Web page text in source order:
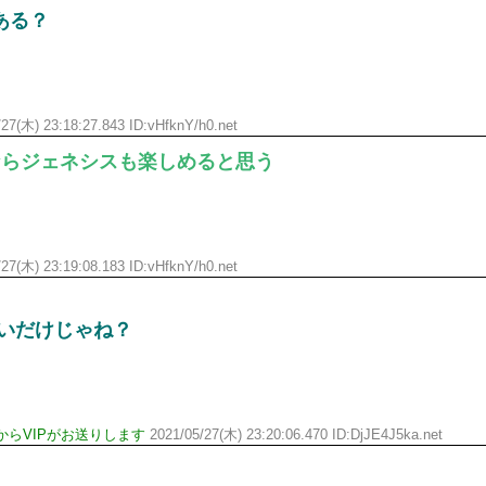
る？
木) 23:18:27.843 ID:vHfknY/h0.net
ジェネシスも楽しめると思う
木) 23:19:08.183 ID:vHfknY/h0.net
だけじゃね？
らVIPがお送りします 2021/05/27(木) 23:20:06.470 ID:DjJE4J5ka.net